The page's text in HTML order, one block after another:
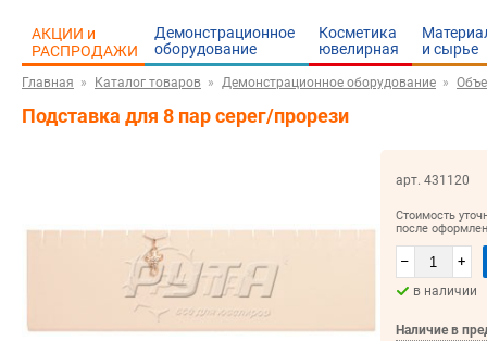
АКЦИИ и
РАСПРОДАЖИ
Демонстрационное
оборудование
Косметика
ювелирная
и cырье
Главная Каталог товаров Демонстрационное оборудование
Подставка для 8 пар серег/прорези
арт. 431120
Стоимость
после
– +
в наличии
Наличие в